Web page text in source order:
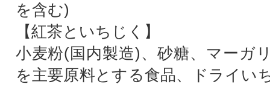
を含む)
【紅茶といちじく】
小麦粉(国内製造)、砂糖、マーガ
を主要原料とする食品、ドライい